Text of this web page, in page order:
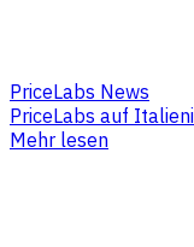
PriceLabs News
PriceLabs auf
Mehr lesen